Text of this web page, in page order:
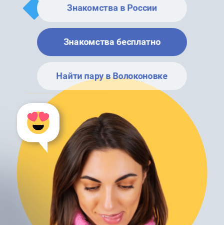
Знакомства в России
Знакомства бесплатно
Найти пару в Волоконовке